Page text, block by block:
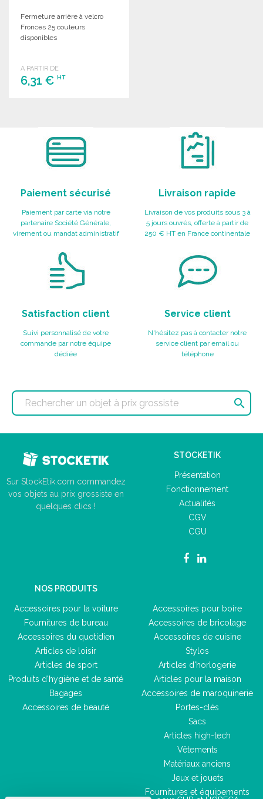
Fermeture arrière à velcro
Fronces 25 couleurs
disponibles
A PARTIR DE
6,31 € HT
Paiement sécurisé
Paiement par carte via notre
partenaire Société Générale,
virement ou mandat administratif
Livraison rapide
Livraison de vos produits sous 3 à
5 jours ouvrés, offerte à partir de
250 € HT en France continentale
Satisfaction client
Suivi personnalisé de votre
commande par notre équipe
dédiée
Service client
N'hésitez pas à contacter notre
service client par email ou
téléphone

Sur StockEtik.com commandez
vos objets au prix grossiste en
quelques clics !
STOCKETIK
Présentation
Fonctionnement
Actualités
CGV
CGU
NOS PRODUITS
Accessoires pour la voiture
Fournitures de bureau
Accessoires du quotidien
Articles de loisir
Articles de sport
Produits d'hygiène et de santé
Bagages
Accessoires de beauté
Accessoires pour boire
Accessoires de bricolage
Accessoires de cuisine
Stylos
Articles d'horlogerie
Articles pour la maison
Accessoires de maroquinerie
Portes-clés
Sacs
Articles high-tech
Vêtements
Matériaux anciens
Jeux et jouets
Fournitures et équipements